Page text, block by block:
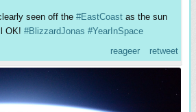
seen off the #EastCoast as the sun
OK! #BlizzardJonas #YearInSpace
reageer
retweet